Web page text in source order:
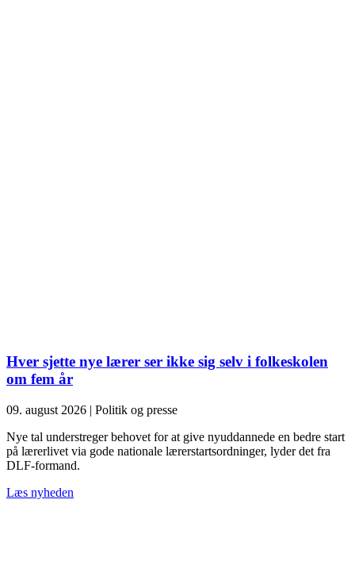
Hver sjette nye lærer ser ikke sig selv i folkeskolen
om fem år
09. august 2026 | Politik og presse
Nye tal understreger behovet for at give nyuddannede en bedre start
på lærerlivet via gode nationale lærerstartsordninger, lyder det fra
DLF-formand.
Læs nyheden